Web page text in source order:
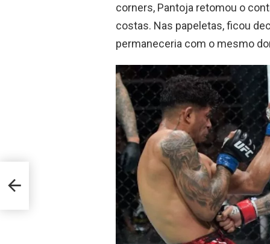
corners, Pantoja retomou o
costas. Nas papeletas, ficou
permaneceria com o mesmo